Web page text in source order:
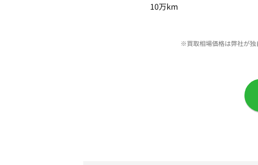
10万km
※買取相場価格は弊社が独